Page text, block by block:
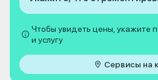
Чтобы увидеть цены, укажите
и услугу
Сервисы на